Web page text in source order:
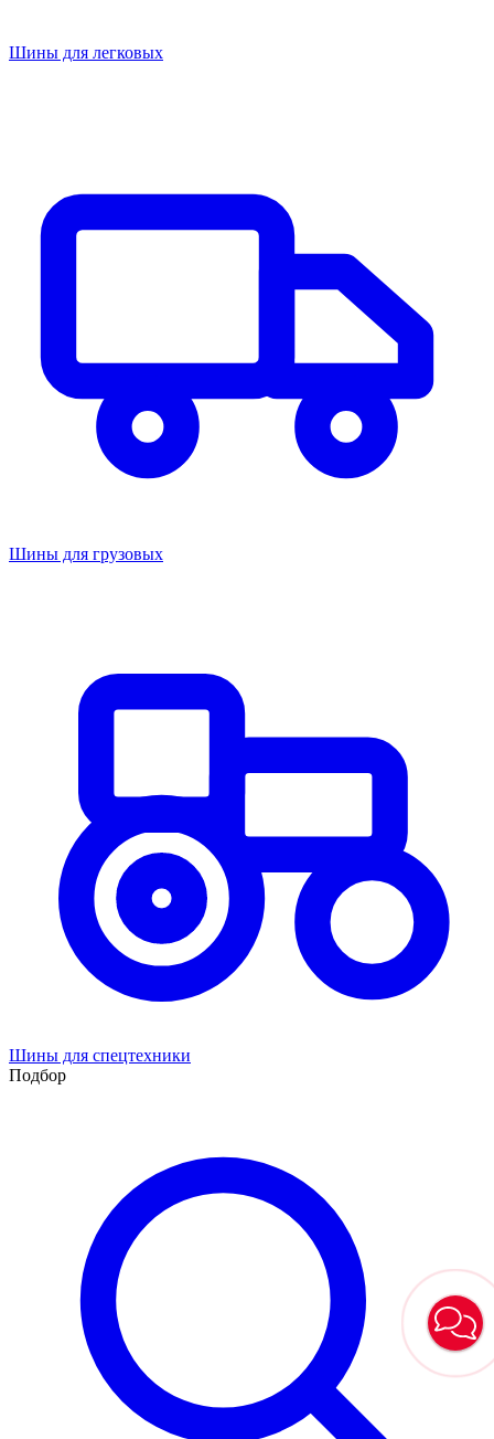
Шины для легковых
Шины для грузовых
Шины для спецтехники
Подбор